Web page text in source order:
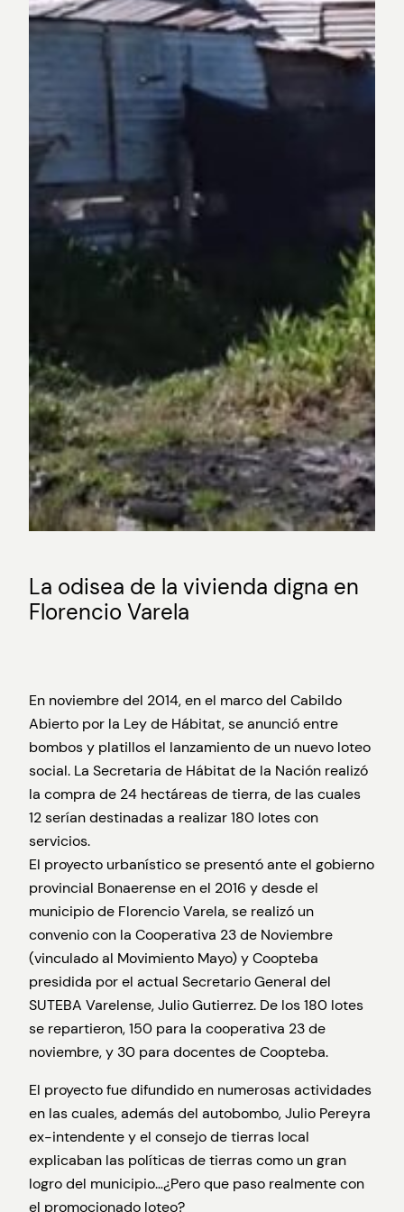
La odisea de la vivienda digna en
Florencio Varela
En noviembre del 2014, en el marco del Cabildo
Abierto por la Ley de Hábitat, se anunció entre
bombos y platillos el lanzamiento de un nuevo loteo
social. La Secretaria de Hábitat de la Nación realizó
la compra de 24 hectáreas de tierra, de las cuales
12 serían destinadas a realizar 180 lotes con
servicios.
El proyecto urbanístico se presentó ante el gobierno
provincial Bonaerense en el 2016 y desde el
municipio de Florencio Varela, se realizó un
convenio con la Cooperativa 23 de Noviembre
(vinculado al Movimiento Mayo) y Coopteba
presidida por el actual Secretario General del
SUTEBA Varelense, Julio Gutierrez. De los 180 lotes
se repartieron, 150 para la cooperativa 23 de
noviembre, y 30 para docentes de Coopteba.
El proyecto fue difundido en numerosas actividades
en las cuales, además del autobombo, Julio Pereyra
ex-intendente y el consejo de tierras local
explicaban las políticas de tierras como un gran
logro del municipio…¿Pero que paso realmente con
el promocionado loteo?